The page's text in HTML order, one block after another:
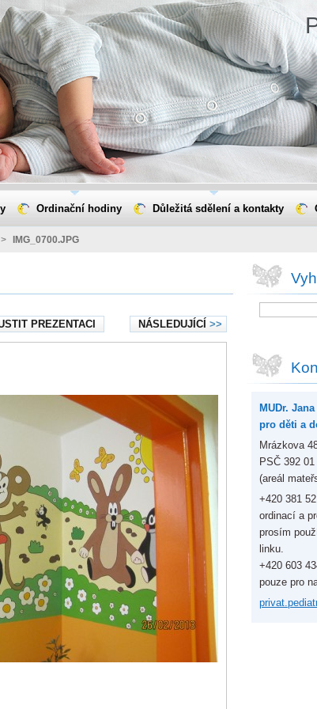
> IMG_0700.JPG
PREZENTACI NÁSLEDUJÍCÍ >>
MUDr.
pro děti a
Mrázkova
PSČ 392 01
(areál
+420 381
ordinací a
prosím
linku.
+420 603
pouze pro
privat.p
Ordinační hodiny Důležitá sdělení a kontakty